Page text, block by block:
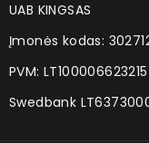
UAB KINGSAS
Įmonės kodas:
PVM: LT100006623215
Swedbank